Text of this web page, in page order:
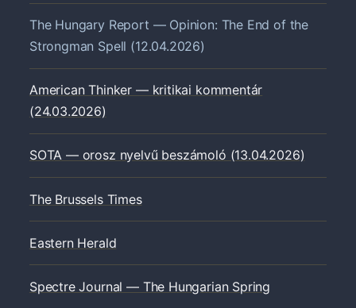
The Hungary Report — Opinion: The End of the
Strongman Spell (12.04.2026)
American Thinker — kritikai kommentár
(24.03.2026)
SOTA — orosz nyelvű beszámoló (13.04.2026)
The Brussels Times
Eastern Herald
Spectre Journal — The Hungarian Spring